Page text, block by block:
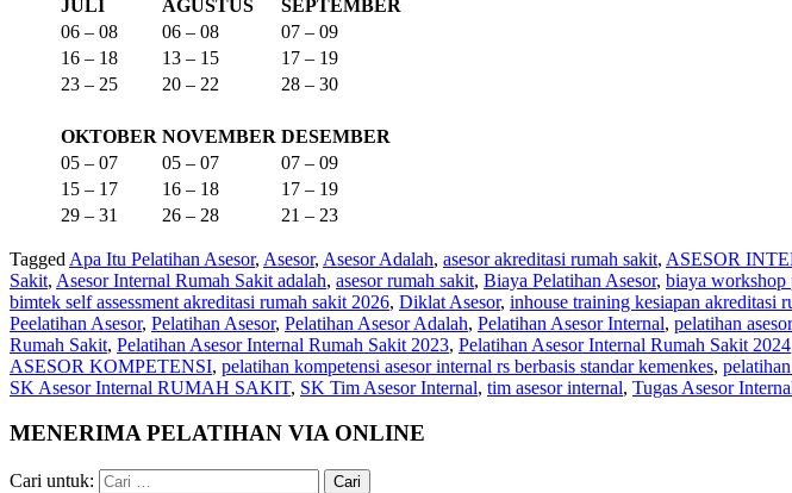
JULI AGUSTUS
SEPTEMBER
06 – 08
06 – 08
07 – 09
16 – 18
13 – 15
17 – 19
23 – 25
20 – 22 28 – 30
OKTOBER NOVEMBER DESEMBER
05 – 07
05 – 07
07 – 09
15 – 17
16 – 18
17 – 19
29 – 31
26 – 28 21 – 23
Tagged Apa Itu Pelatihan Asesor, Asesor, Asesor Adalah, asesor akreditasi rumah sakit, ASESOR
Sakit, Asesor Internal Rumah Sakit adalah, asesor rumah sakit, Biaya Pelatihan Asesor, biaya workshop
bimtek self assessment akreditasi rumah sakit 2026, Diklat Asesor, inhouse training kesiapan akreditasi
Peelatihan Asesor, Pelatihan Asesor, Pelatihan Asesor Adalah, Pelatihan Asesor Internal, pelatihan
Rumah Sakit, Pelatihan Asesor Internal Rumah Sakit 2023, Pelatihan Asesor Internal Rumah Sakit 2024
ASESOR KOMPETENSI, pelatihan kompetensi asesor internal rs berbasis standar kemenkes,
SK Asesor Internal RUMAH SAKIT, SK Tim Asesor Internal, tim asesor internal, Tugas Asesor
MENERIMA PELATIHAN VIA ONLINE
Cari untuk: